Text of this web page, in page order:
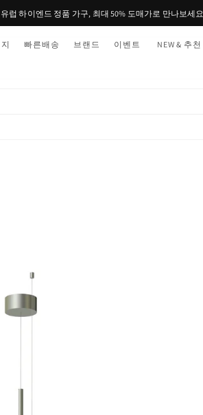
유럽 하이엔드 정품 가구, 최대 50% 도매가로 만나보세요
빠른배송 브랜드 이벤트 NEW & 추천